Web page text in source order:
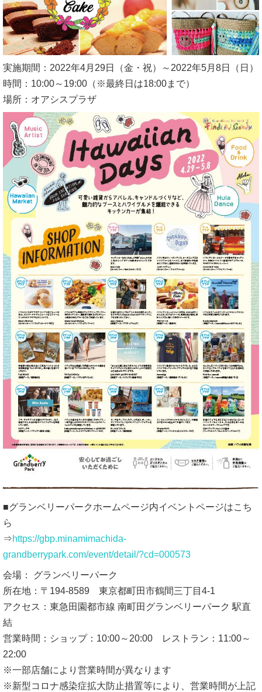
実施期間：2022年4月29日（金・祝）～2022年5月8日（日）
時間：10:00～19:00（※最終日は18:00まで）
場所：オアシスプラザ
■グランベリーパークホームページ内イベントページはこち
ら
⇒https://gbp.minamimachida-
grandberrypark.com/event/detail/?cd=000573
会場： グランベリーパーク
所在地：〒194-8589 東京都町田市鶴間三丁目4-1
アクセス：東急田園都市線 南町田グランベリーパーク 駅直
結
営業時間：ショップ：10:00～20:00 レストラン：11:00～
22:00
※一部店舗により営業時間が異なります
※新型コロナ感染症拡大防止措置等により、営業時間が上記